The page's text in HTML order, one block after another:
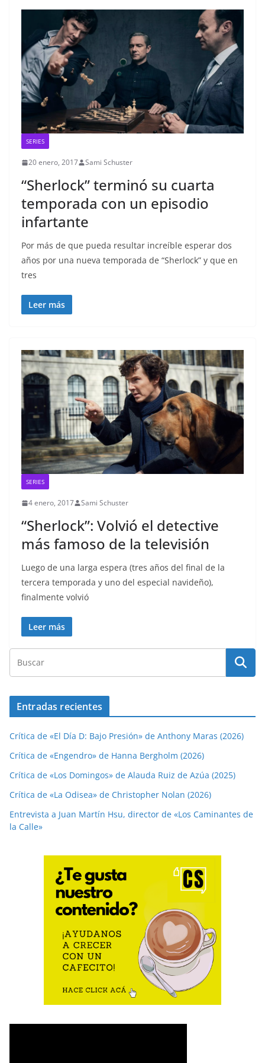
SERIES
20 enero, 2017 Sami Schuster
“Sherlock” terminó su cuarta
temporada con un episodio
infartante
Por más de que pueda resultar increíble esperar dos
años por una nueva temporada de “Sherlock” y que en
tres
Leer más
SERIES
4 enero, 2017 Sami Schuster
“Sherlock”: Volvió el detective
más famoso de la televisión
Luego de una larga espera (tres años del final de la
tercera temporada y uno del especial navideño),
finalmente volvió
Leer más
Entradas recientes
Crítica de «El Día D: Bajo Presión» de Anthony Maras (2026)
Crítica de «Engendro» de Hanna Bergholm (2026)
Crítica de «Los Domingos» de Alauda Ruiz de Azúa (2025)
Crítica de «La Odisea» de Christopher Nolan (2026)
Entrevista a Juan Martín Hsu, director de «Los Caminantes de
la Calle»